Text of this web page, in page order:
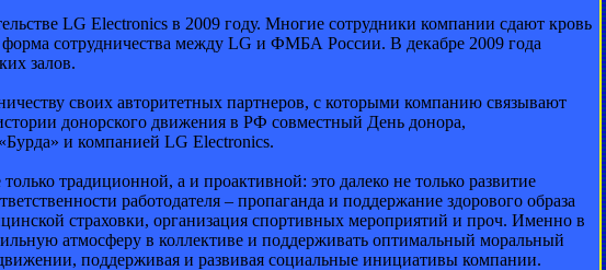
LG Electronics в 2009 году. Многие сотрудники компании сдают кровь
сотрудничества между LG и ФМБА России. В декабре 2009 года
залов.
своих авторитетных партнеров, с которыми компанию связывают
донорского движения в РФ совместный День донора,
и компанией LG Electronics.
традиционной, а и проактивной: это далеко не только развитие
работодателя – пропаганда и поддержание здорового образа
страховки, организация спортивных мероприятий и проч. Именно в
атмосферу в коллективе и поддерживать оптимальный моральный
поддерживая и развивая социальные инициативы компании.